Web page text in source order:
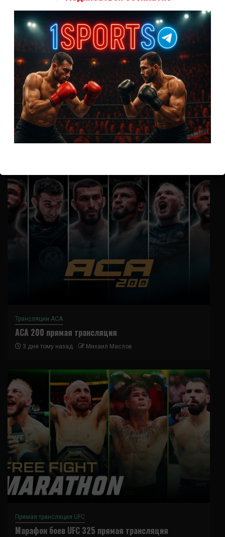
А как смотреть с ноутбука?
Анонимно кРасписание боев UFC
Кусок говна ты, существом даже нельзя ,такое как ты назвать!
АнонимнокКонор МакГрегор
УЧ
АнонимнокРэнди Браун — Николас Далби
не запускается ни один бой, реклама есть, а когда
заканчивается начинается загрузка видео длиною в жизнь.
Исправьте пожалуйста
Трансляции ACA
ACA 200 прямая трансляция
3 дня тому назад Михаил Маслов
Прямая трансляция UFC
Марафон боев UFC 325 прямая трансляция